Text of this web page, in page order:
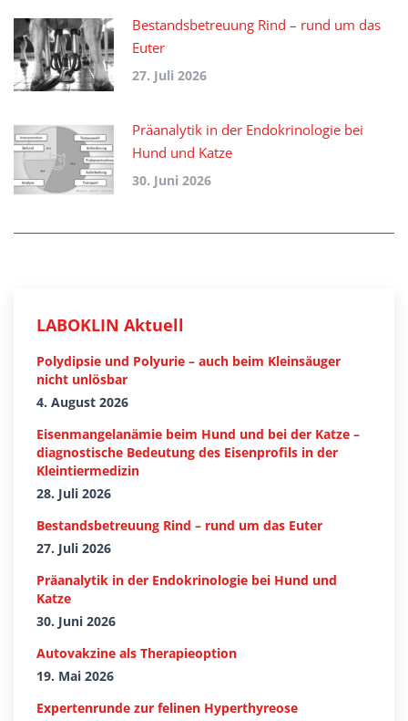
Bestandsbetreuung Rind – rund um das
Euter
27. Juli 2026
Präanalytik in der Endokrinologie bei
Hund und Katze
30. Juni 2026
LABOKLIN Aktuell
Polydipsie und Polyurie – auch beim Kleinsäuger
nicht unlösbar
4. August 2026
Eisenmangelanämie beim Hund und bei der Katze –
diagnostische Bedeutung des Eisenprofils in der
Kleintiermedizin
28. Juli 2026
Bestandsbetreuung Rind – rund um das Euter
27. Juli 2026
Präanalytik in der Endokrinologie bei Hund und
Katze
30. Juni 2026
Autovakzine als Therapieoption
19. Mai 2026
Expertenrunde zur felinen Hyperthyreose